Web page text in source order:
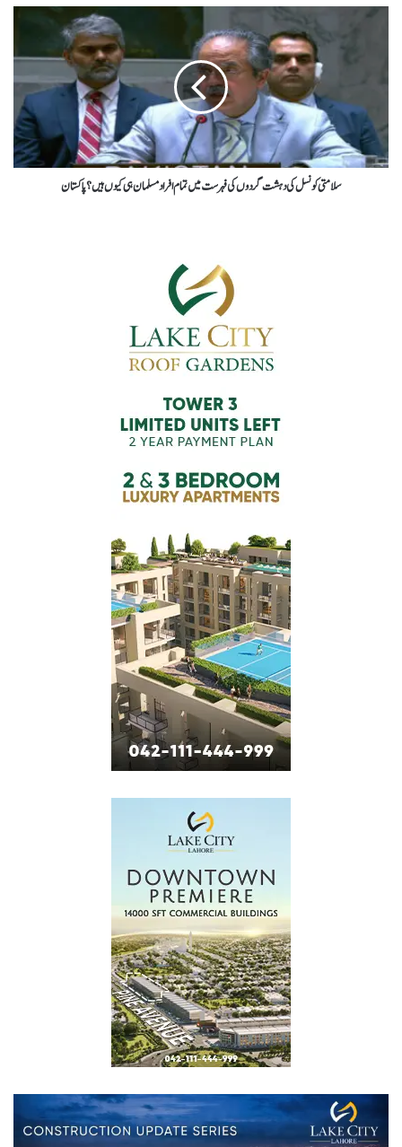
سلامتی کونسل کی دہشت گردوں کی فہرست میں تمام افراد مسلمان ہی کیوں ہیں؟ پاکستان